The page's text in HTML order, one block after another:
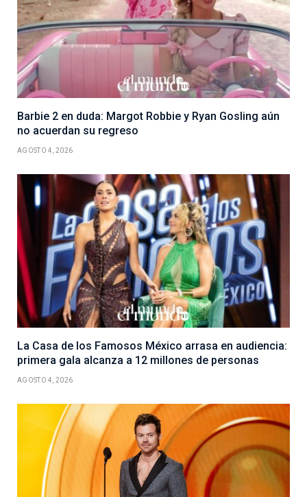
Barbie 2 en duda: Margot Robbie y Ryan Gosling aún
no acuerdan su regreso
AGOSTO 4, 2026
La Casa de los Famosos México arrasa en audiencia:
primera gala alcanza a 12 millones de personas
AGOSTO 4, 2026